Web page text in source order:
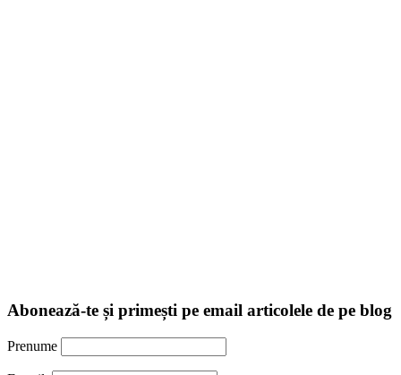
Abonează-te și primești pe email articolele de pe blog
Prenume